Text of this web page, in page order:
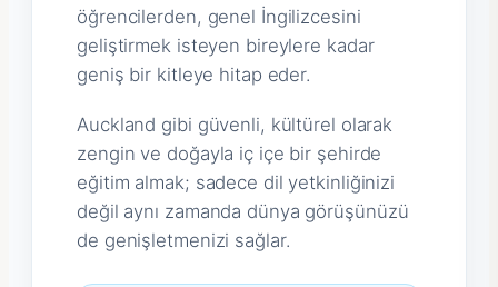
öğrencilerden, genel İngilizcesini
geliştirmek isteyen bireylere kadar
geniş bir kitleye hitap eder.
Auckland gibi güvenli, kültürel olarak
zengin ve doğayla iç içe bir şehirde
eğitim almak; sadece dil yetkinliğinizi
değil aynı zamanda dünya görüşünüzü
de genişletmenizi sağlar.